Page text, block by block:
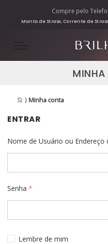
Compre pelo
Manta de Strass, Corrente de
⟩ Minha conta
ENTRAR
Nome de Usuário ou Endereço
Senha *
Lembre de mim